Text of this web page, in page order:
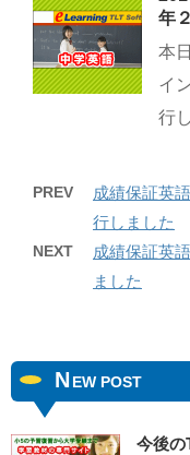
年
本
イ
行
PREV
成績保証英
行しました
NEXT
成績保証英
ました
N EW POST
今後の